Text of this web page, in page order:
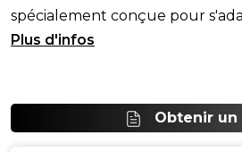
spécialement conçue pour
des nouveaux p
Obtenir un